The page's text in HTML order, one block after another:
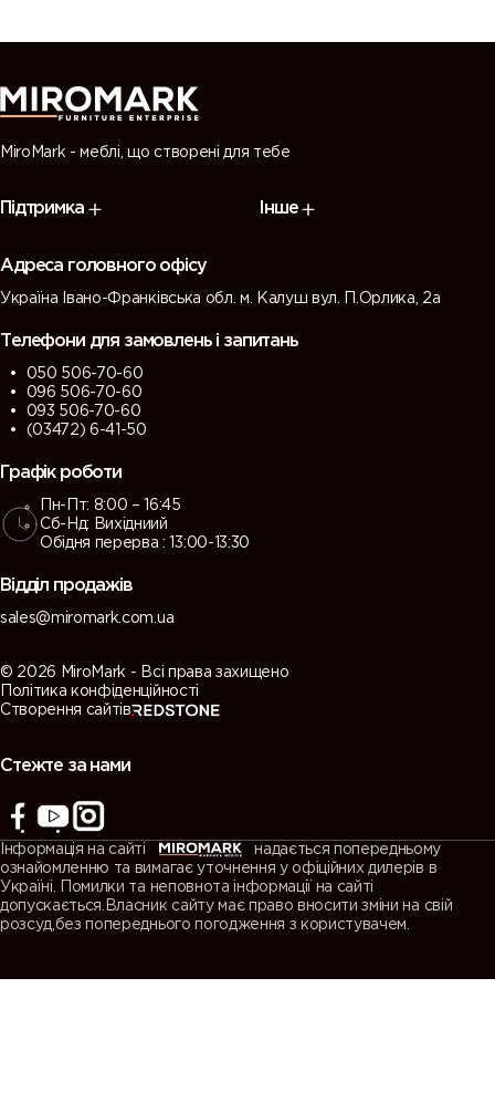
MiroMark - меблі, що створені для тебе
Підтримка Інше
Адреса головного офісу
Україна Івано-Франківська обл. м. Калуш вул. П.Орлика, 2а
Телефони для замовлень і запитань
050 506-70-60
096 506-70-60
093 506-70-60
(03472) 6-41-50
Графік роботи
Пн-Пт: 8:00 – 16:45
Сб-Нд: Вихідниий
Обідня перерва : 13:00-13:30
Відділ продажів
sales@miromark.com.ua
© 2026 MiroMark - Всі права захищено
Політика конфіденційності
Створення сайтів
Стежте за нами
Інформація на сайті
надається попередньому
ознайомленню та вимагає уточнення у офіційних дилерів в
Україні. Помилки та неповнота інформації на сайті
допускається.Власник сайту має право вносити зміни на свій
розсуд,без попереднього погодження з користувачем.